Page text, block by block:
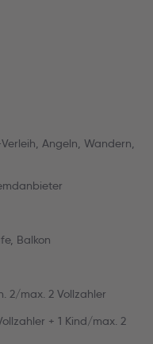
Angeln, Wandern,
Balkon
2/max. 2 Vollzahler
+ 1 Kind/max. 2